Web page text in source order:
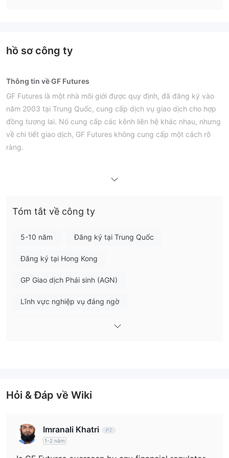
hồ sơ công ty
Thông tin về GF Futures
GF Futures là một nhà môi giới được quy định, đã đăng ký vào
năm 2003 tại Trung Quốc, cung cấp dịch vụ giao dịch cho hợp
đồng tương lai. Nó cung cấp các kênh liên hệ khác nhau, nhưng
về chi tiết giao dịch, GF Futures không cung cấp một cách rõ
ràng.
Có. GF Futures được cấp phép bởi SFC/CFFEX để cung cấp
Tôi có thể Giao dịch gì trên GF Futures?
GF Futures cung cấp giao dịch trên hợp đồng tương lai.
Nền tảng giao dịch
hàng có thể quét mã QR và tải xuống.
Tóm tắt về công ty
5-10 năm Đăng ký tại Trung Quốc
Đăng ký tại Hong Kong
GP Giao dịch Phái sinh (AGN)
Lĩnh vực nghiệp vụ đáng ngờ
Hỏi & Đáp về Wiki
Imranali Khatri
1-2 năm